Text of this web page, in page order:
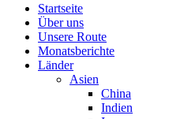
Startseite
Über uns
Unsere Route
Monatsberichte
Länder
Asien
China
Indien